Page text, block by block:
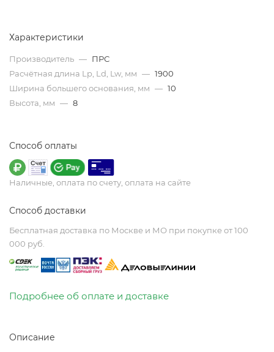
Характеристики
Производитель — ПРС
Расчётная длина Lp, Ld, Lw, мм — 1900
Ширина большего основания, мм — 10
Высота, мм — 8
Способ оплаты
Наличные, оплата по счету, оплата на сайте
Способ доставки
Бесплатная доставка по Москве и МО при покупке от 100
000 руб.
Подробнее об оплате и доставке
Описание